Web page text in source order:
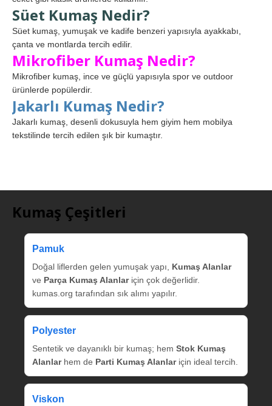
Süet Kumaş Nedir?
Süet kumaş, yumuşak ve kadife benzeri yapısıyla ayakkabı,
çanta ve montlarda tercih edilir.
Mikrofiber Kumaş Nedir?
Mikrofiber kumaş, ince ve güçlü yapısıyla spor ve outdoor
ürünlerde popülerdir.
Jakarlı Kumaş Nedir?
Jakarlı kumaş, desenli dokusuyla hem giyim hem mobilya
tekstilinde tercih edilen şık bir kumaştır.
Kumaş Çeşitleri
Pamuk
Doğal liflerden gelen yumuşak yapı, Kumaş Alanlar
ve Parça Kumaş Alanlariçin çok değerlidir.
kumas.org tarafından sık alımı yapılır.
Polyester
Sentetik ve dayanıklı bir kumaş; hem Stok Kumaş
Alanlarhem de Parti Kumaş Alanlariçin ideal tercih.
Viskon